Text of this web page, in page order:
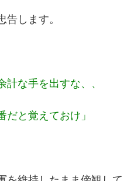
します。
計な手を出すな、、
だと覚えておけ」